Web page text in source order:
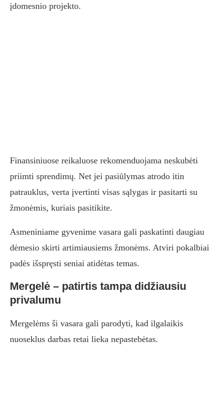
įdomesnio projekto.
Finansiniuose reikaluose rekomenduojama neskubėti
priimti sprendimų. Net jei pasiūlymas atrodo itin
patrauklus, verta įvertinti visas sąlygas ir pasitarti su
žmonėmis, kuriais pasitikite.
Asmeniniame gyvenime vasara gali paskatinti daugiau
dėmesio skirti artimiausiems žmonėms. Atviri pokalbiai
padės išspręsti seniai atidėtas temas.
Mergelė – patirtis tampa didžiausiu
privalumu
Mergelėms ši vasara gali parodyti, kad ilgalaikis
nuoseklus darbas retai lieka nepastebėtas.